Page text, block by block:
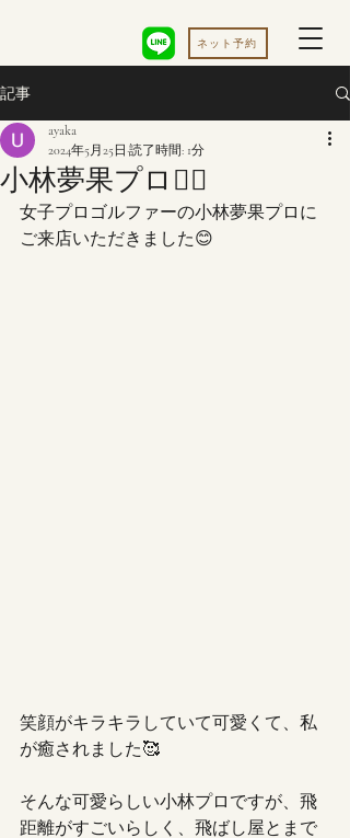
ネット予約
記事
小林夢果プロ🏌️‍♀️
ayaka
2024年5月25日 読了時間: 1分
女子プロゴルファーの小林夢果プロに
ご来店いただきました😊
笑顔がキラキラしていて可愛くて、私
が癒されました🥰
そんな可愛らしい小林プロですが、飛
距離がすごいらしく、飛ばし屋とまで